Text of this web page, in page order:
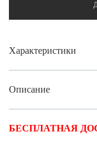
Характеристики
Описание
БЕСПЛАТНАЯ